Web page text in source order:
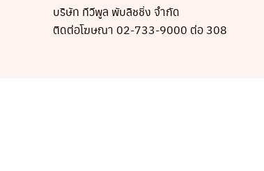
บริษัท ทีวีพูล พับลิชชิ่ง จำกัด
ติดต่อโฆษณา 02-733-9000 ต่อ 308